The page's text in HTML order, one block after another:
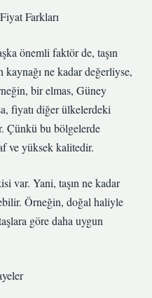
Farkları
önemli faktör de, taşın
kaynağı ne kadar değerliyse,
bir elmas, Güney
fiyatı diğer ülkelerdeki
Çünkü bu bölgelerde
ve yüksek kalitedir.
var. Yani, taşın ne kadar
Örneğin, doğal haliyle
göre daha uygun